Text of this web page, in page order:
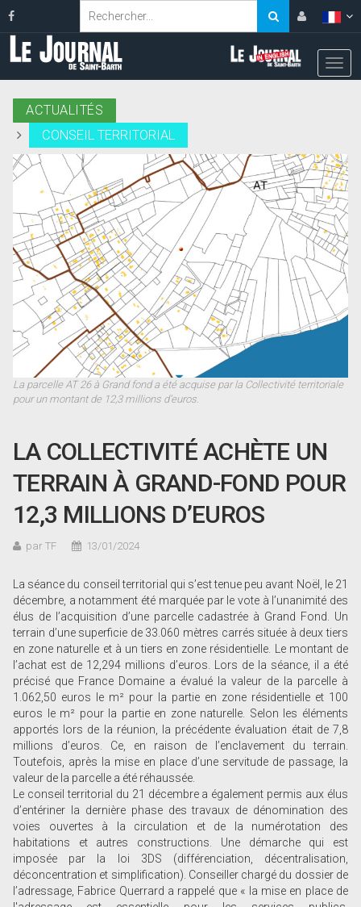
ACTUALITÉS
CONSEIL TERRITORIAL
La parcelle AT 26 à Grand fond a été acquise par la Collectivité territoriale
pour un montant de 12,3 millions d’euros.
LA COLLECTIVITÉ ACHÈTE UN
TERRAIN À GRAND-FOND POUR
12,3 MILLIONS D’EUROS
par TF 13/01/2024
La séance du conseil territorial qui s’est tenue peu avant Noël, le 21
décembre, a notamment été marquée par le vote à l’unanimité des
élus de l’acquisition d’une parcelle cadastrée à Grand Fond. Un
terrain d’une superficie de 33.060 mètres carrés située à deux tiers
en zone naturelle et à un tiers en zone résidentielle. Le montant de
l’achat est de 12,294 millions d’euros. Lors de la séance, il a été
précisé que France Domaine a évalué la valeur de la parcelle à
1.062,50 euros le m² pour la partie en zone résidentielle et 100
euros le m² pour la partie en zone naturelle. Selon les éléments
apportés lors de la réunion, la précédente évaluation était de 7,8
millions d’euros. Ce, en raison de l’enclavement du terrain.
Toutefois, après la mise en place d’une servitude de passage, la
valeur de la parcelle a été réhaussée.
Le conseil territorial du 21 décembre a également permis aux élus
d’entériner la dernière phase des travaux de dénomination des
voies ouvertes à la circulation et de la numérotation des
habitations et autres constructions. Une démarche qui est
imposée par la loi 3DS (différenciation, décentralisation,
déconcentration et simplification). Conseiller chargé du dossier de
l’adressage, Fabrice Querrard a rappelé que « la mise en place de